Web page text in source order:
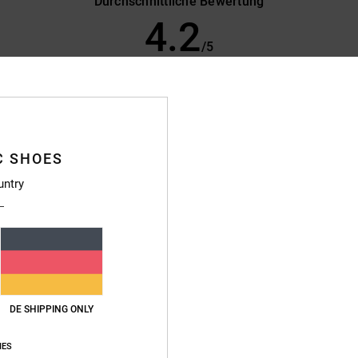
4.2/5
basierend auf24 verifizierten Bewertungen
Leistungs-Verhältnis
4.2
Produkt
SHOES
DE SHIPPING ONLY